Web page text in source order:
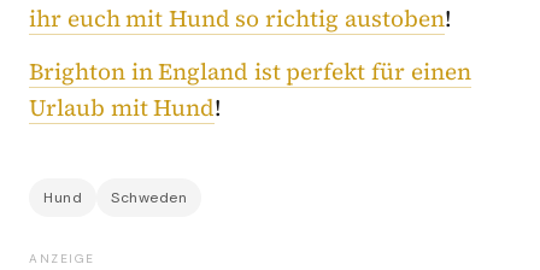
ihr euch mit Hund so richtig austoben!
Brighton in England ist perfekt für einen
Urlaub mit Hund!
Hund Schweden
ANZEIGE